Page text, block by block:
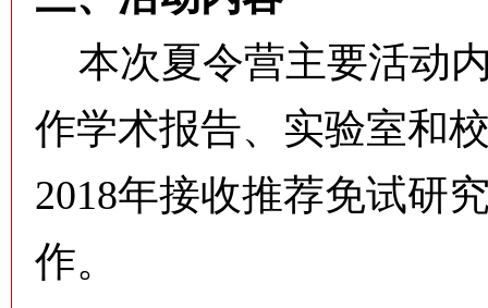
本次夏令营主要活动
作学术报告、实验室和
2018年接收推荐免试研
作。